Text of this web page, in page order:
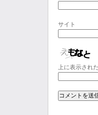
サイト
上に表示され